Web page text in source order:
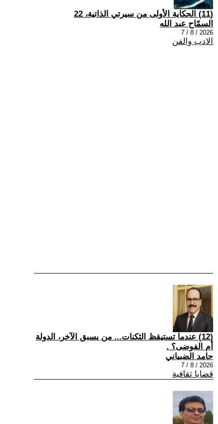
(11) الحكاية الأولى من سيرتي الذاتية، 22
السمّاح عبد الله
2026 / 8 / 7
الادب والفن
(12) عندما تستيقظ الثكنات... من يسبق الآخر، الدولة
أم الفوضى؟ .
حامد الضبياني
2026 / 8 / 7
قضايا ثقافية